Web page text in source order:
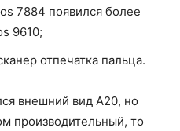
7884 появился более
9610;
отпечатка пальца.
внешний вид A20, но
производительный, то